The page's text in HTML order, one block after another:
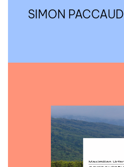
SIMON PACCAUD